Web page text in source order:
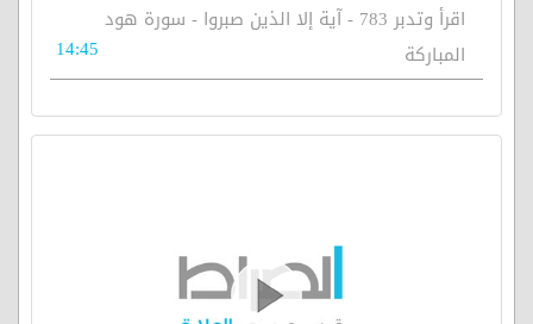
اقرأ وتدبر 783 - آية إلا الذين صبروا - سورة هود
المباركة
14:45